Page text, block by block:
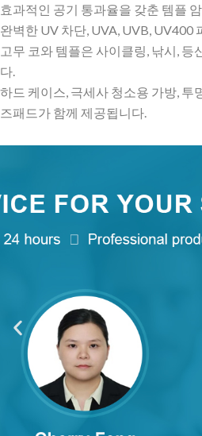
효과적인 공기 통과율을 갖춘 템플 암
완벽한 UV 차단, UVA, UVB, UV400
고무 코와 템플은 사이클링, 낚시, 등
다.
하드 케이스, 극세사 청소용 가방, 투
즈패드가 함께 제공됩니다.